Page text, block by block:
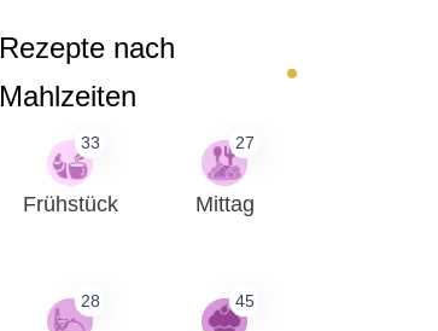
Rezepte nach
Mahlzeiten
33
Frühstück
27
Mittag
28 45